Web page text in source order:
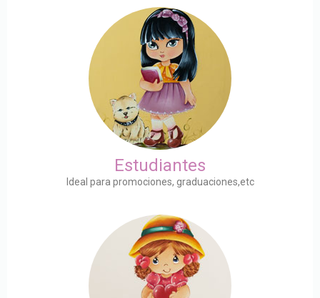
Estudiantes
Ideal para promociones, graduaciones,etc